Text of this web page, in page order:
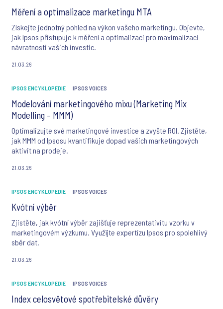
Měření a optimalizace marketingu MTA
Získejte jednotný pohled na výkon vašeho marketingu. Objevte,
jak Ipsos přistupuje k měření a optimalizaci pro maximalizaci
návratnosti vašich investic.
21.03.26
IPSOS ENCYKLOPEDIE IPSOS VOICES
Modelování marketingového mixu (Marketing Mix
Modelling – MMM)
Optimalizujte své marketingové investice a zvyšte ROI. Zjistěte,
jak MMM od Ipsosu kvantifikuje dopad vašich marketingových
aktivit na prodeje.
21.03.26
IPSOS ENCYKLOPEDIE IPSOS VOICES
Kvótní výběr
Zjistěte, jak kvótní výběr zajišťuje reprezentativitu vzorku v
marketingovém výzkumu. Využijte expertízu Ipsos pro spolehlivý
sběr dat.
21.03.26
IPSOS ENCYKLOPEDIE IPSOS VOICES
Index celosvětové spotřebitelské důvěry